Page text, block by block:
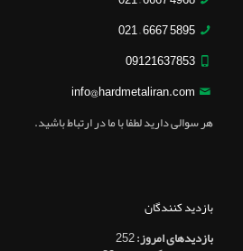
5895 6667 – 021
09121637853
info@hardmetaliran.com
هر سوالی دارید لطفا با ما در ارتباط باشید.
بازدید کنندگان
بازدیدهای امروز:252